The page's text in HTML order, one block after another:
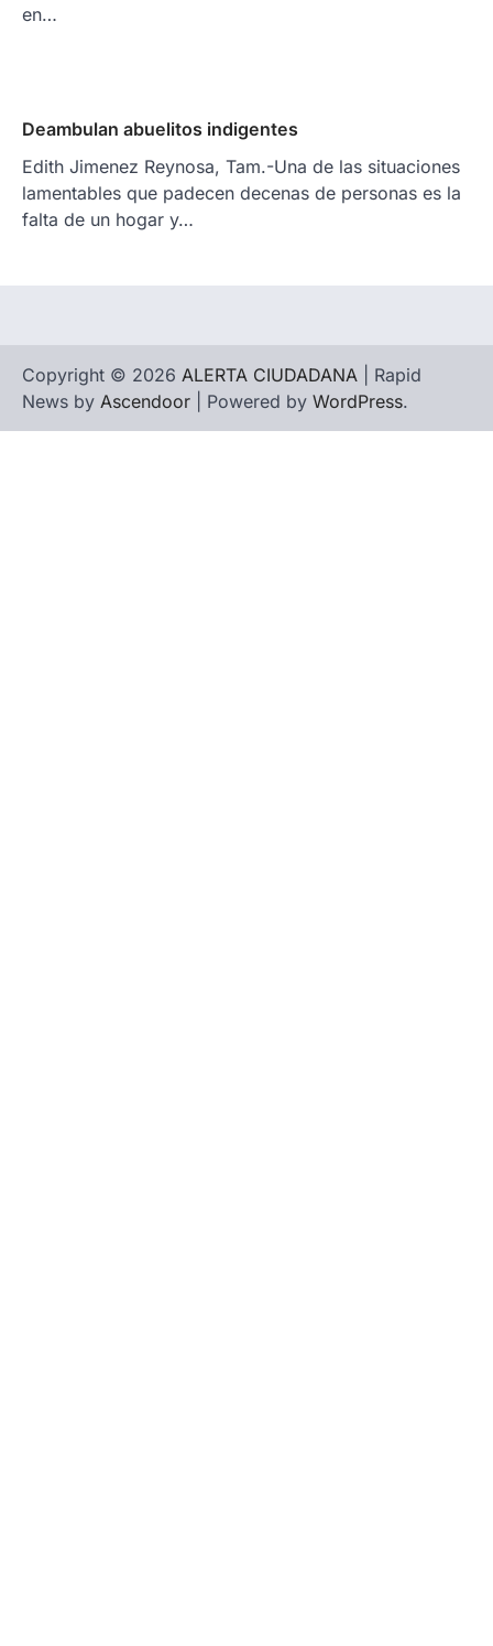
en…
Deambulan abuelitos indigentes
Edith Jimenez Reynosa, Tam.-Una de las situaciones
lamentables que padecen decenas de personas es la
falta de un hogar y…
Copyright © 2026 ALERTA CIUDADANA | Rapid
News by Ascendoor | Powered by WordPress.